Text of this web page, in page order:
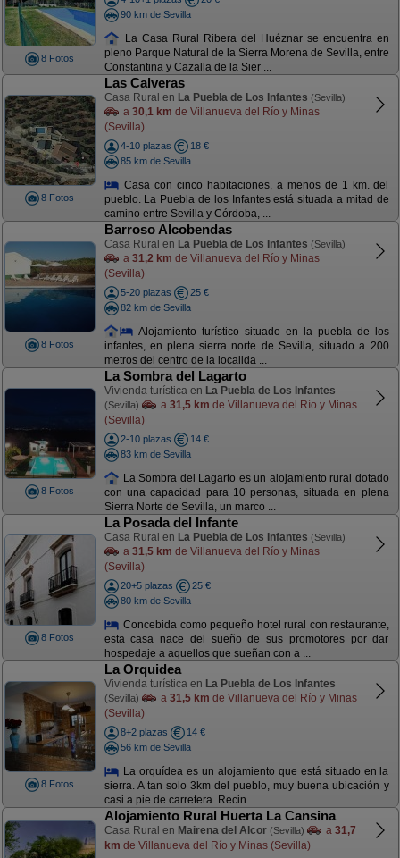
8 Fotos
90 km de Sevilla
La Casa Rural Ribera del Huéznar se encuentra en
pleno Parque Natural de la Sierra Morena de Sevilla, entre
Constantina y Cazalla de la Sier ...
8 Fotos
Las Calveras
Casa Rural en La Puebla de Los Infantes (Sevilla)
a 30,1 km de Villanueva del Río y Minas
(Sevilla)
4-10 plazas
18 €
85 km de Sevilla
Casa con cinco habitaciones, a menos de 1 km. del
pueblo. La Puebla de los Infantes está situada a mitad de
camino entre Sevilla y Córdoba, ...
8 Fotos
Barroso Alcobendas
Casa Rural en La Puebla de Los Infantes (Sevilla)
a 31,2 km de Villanueva del Río y Minas
(Sevilla)
5-20 plazas
25 €
82 km de Sevilla
Alojamiento turístico situado en la puebla de los
infantes, en plena sierra norte de Sevilla, situado a 200
metros del centro de la localida ...
8 Fotos
La Sombra del Lagarto
Vivienda turística en La Puebla de Los Infantes
(Sevilla) a 31,5 km de Villanueva del Río y Minas
(Sevilla)
2-10 plazas
14 €
83 km de Sevilla
La Sombra del Lagarto es un alojamiento rural dotado
con una capacidad para 10 personas, situada en plena
Sierra Norte de Sevilla, un marco ...
8 Fotos
La Posada del Infante
Casa Rural en La Puebla de Los Infantes (Sevilla)
a 31,5 km de Villanueva del Río y Minas
(Sevilla)
20+5 plazas
25 €
80 km de Sevilla
Concebida como pequeño hotel rural con restaurante,
esta casa nace del sueño de sus promotores por dar
hospedaje a aquellos que sueñan con a ...
8 Fotos
La Orquidea
Vivienda turística en La Puebla de Los Infantes
(Sevilla) a 31,5 km de Villanueva del Río y Minas
(Sevilla)
8+2 plazas
14 €
56 km de Sevilla
La orquídea es un alojamiento que está situado en la
sierra. A tan solo 3km del pueblo, muy buena ubicación y
casi a pie de carretera. Recin ...
Alojamiento Rural Huerta La Cansina
Casa Rural en Mairena del Alcor (Sevilla) a 31,7
km de Villanueva del Río y Minas (Sevilla)